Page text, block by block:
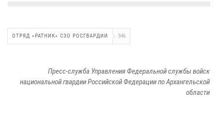
ОТРЯД «РАТНИК» СЗО РОСГВАРДИИ 346
Пресс-служба Управления Федеральной службы войск
национальной гвардии Российской Федерации по Архангельской
области